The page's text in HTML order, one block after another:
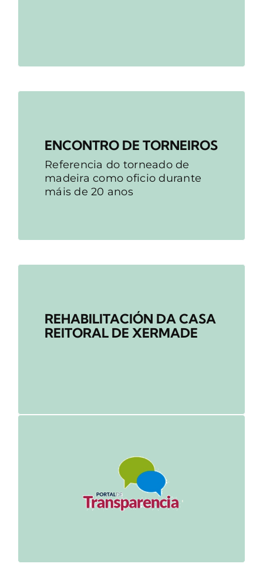
ENCONTRO DE TORNEIROS
Referencia do torneado de
madeira como oficio durante
máis de 20 anos
REHABILITACIÓN DA CASA
REITORAL DE XERMADE